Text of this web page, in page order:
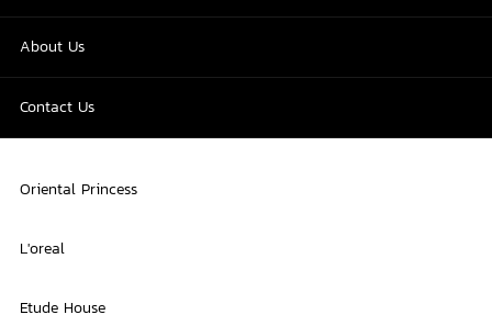
About Us
Contact Us
Oriental Princess
L'oreal
Etude House